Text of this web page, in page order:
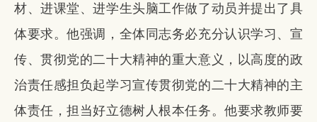
材、进课堂、进学生头脑工作做了动员并提出了具
体要求。他强调，全体同志务必充分认识学习、宣
传、贯彻党的二十大精神的重大意义，以高度的政
治责任感担负起学习宣传贯彻党的二十大精神的主
体责任，担当好立德树人根本任务。他要求教师要